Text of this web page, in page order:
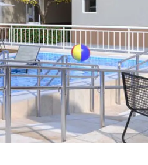
Encontre um corretor